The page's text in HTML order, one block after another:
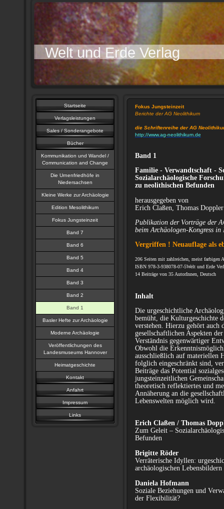
Welt und Erde Verlag
Startseite
Verlagsleistungen
Sales / Sonderangebote
Bücher
Kommunikation und Wandel /
Communication and Change
Die Urnenfriedhöfe in
Niedersachsen
Kleine Werke zur Archäologie
Edition Mesolithikum
Fokus Jungsteinzeit
Band 7
Band 6
Band 5
Band 4
Band 3
Band 2
Band 1
Basler Hefte zur Archäologie
Moderne Archäologie
Veröffentlichungen des
Landesmuseums Hannover
Heimatgeschichte
Kontakt
Anfahrt
Impressum
Links
Fokus Jungsteinzeit
Berichte der AG Neolithikum
die Schriftenreihe der AG
http://www.ag-neolithikum.de
Band 1
Familie - Verwandtschaft -
Sozialarchäologische
zu neolithischen Befunden
herausgegeben von
Erich Claßen, Thomas
Publikation der Vorträge der
beim Archäologen-Kongress in
Vergriffen ! Neuauflage als
206 Seiten mit zahlreichen, meist farbigen
ISBN 978-3-938078-07-5Welt und Erde
14 Beiträge von 35 AutorInnen, Deutsch
Inhalt
Die urgeschichtliche
bemüht, die Kulturgeschichte
verstehen. Hierzu gehört auch
gesellschaftlichen Aspekten
Verständnis gegenwärtiger
Obwohl die
ausschließlich auf materiellen
folglich eingeschränkt sind,
Beiträge das Potential
jungsteinzeitlichen
theoretisch reflektiertes und
Annäherung an die
Lebenswelten möglich wird.
Erich Claßen / Thomas
Zum Geleit –
Befunden
Brigitte Röder
Verräterische Idyllen:
archäologischen Lebensbildern
Daniela Hofmann
Soziale Beziehungen und
der Flexibilität?